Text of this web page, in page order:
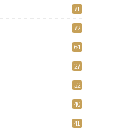
71
72
64
27
52
40
41